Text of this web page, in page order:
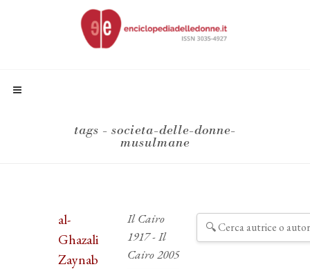
tags - societa-delle-donne-
musulmane
al-
Ghazali
Zaynab
Il Cairo
1917 - Il
Cairo 2005